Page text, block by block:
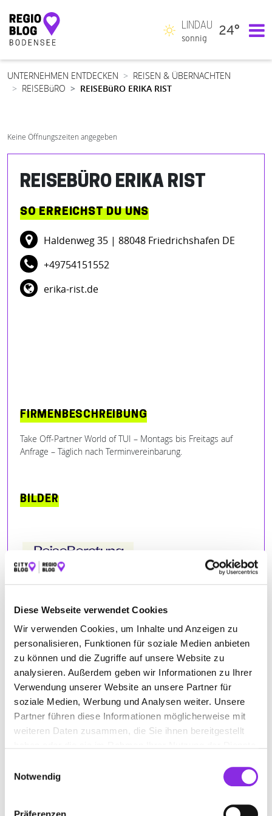
Diese Webseite verwendet Cookies
Wir verwenden Cookies, um Inhalte und Anzeigen zu
personalisieren, Funktionen für soziale Medien anbieten
zu können und die Zugriffe auf unsere Website zu
analysieren. Außerdem geben wir Informationen zu Ihrer
Verwendung unserer Website an unsere Partner für
soziale Medien, Werbung und Analysen weiter. Unsere
Partner führen diese Informationen möglicherweise mit
weiteren Daten zusammen, die Sie ihnen bereitgestellt
Notwendig
Präferenzen
Hauptnavigation
LINDAU
sonnig
24°
UNTERNEHMEN ENTDECKEN
REISEN & ÜBERNACHTEN
REISEBüRO
REISEBüRO ERIKA RIST
Keine Öffnungszeiten angegeben
REISEBÜRO ERIKA RIST
SO ERREICHST DU UNS
Haldenweg 35 | 88048 Friedrichshafen DE
+49754151552
erika-rist.de
FIRMENBESCHREIBUNG
Take Off-Partner World of TUI – Montags bis Freitags auf
Anfrage – Täglich nach Terminvereinbarung.
BILDER